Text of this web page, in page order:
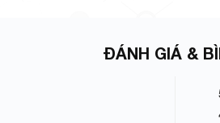
ĐÁNH GIÁ &